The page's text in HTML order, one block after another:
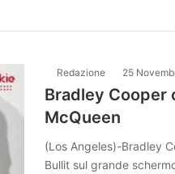
Redazione 25
Bradley Cooper
McQueen
(Los Angeles)-Bradley
Bullit sul grande